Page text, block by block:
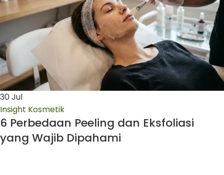
30Jul
Insight Kosmetik
6 Perbedaan Peeling dan Eksfoliasi
yang Wajib Dipahami